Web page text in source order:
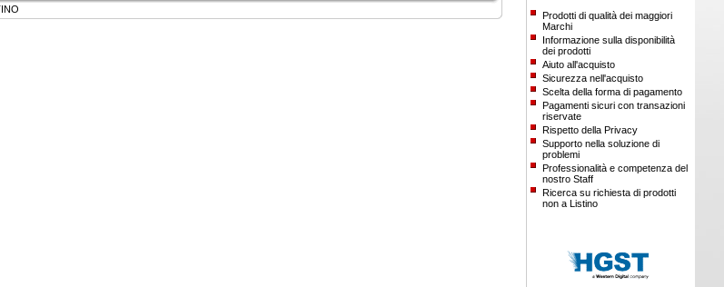
Prodotti di qualità dei maggiori
Marchi
Informazione sulla disponibilità
dei prodotti
Aiuto all'acquisto
Sicurezza nell'acquisto
Scelta della forma di pagamento
Pagamenti sicuri con transazioni
riservate
Rispetto della Privacy
Supporto nella soluzione di
problemi
Professionalità e competenza del
nostro Staff
Ricerca su richiesta di prodotti
non a Listino